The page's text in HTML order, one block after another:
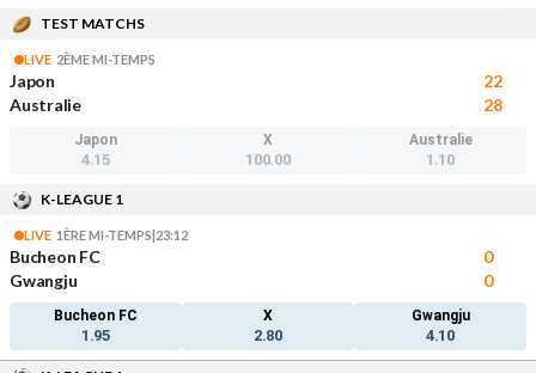
TEST MATCHS
LIVE 2ÈME MI-TEMPS
Japon
22
Australie
28
Japon
4.15
X
100.00
Australie
1.10
K-LEAGUE 1
LIVE 1ÈRE MI-TEMPS|23:12
Bucheon FC
0
Gwangju
0
Bucheon FC
1.95
X
2.80
Gwangju
4.10